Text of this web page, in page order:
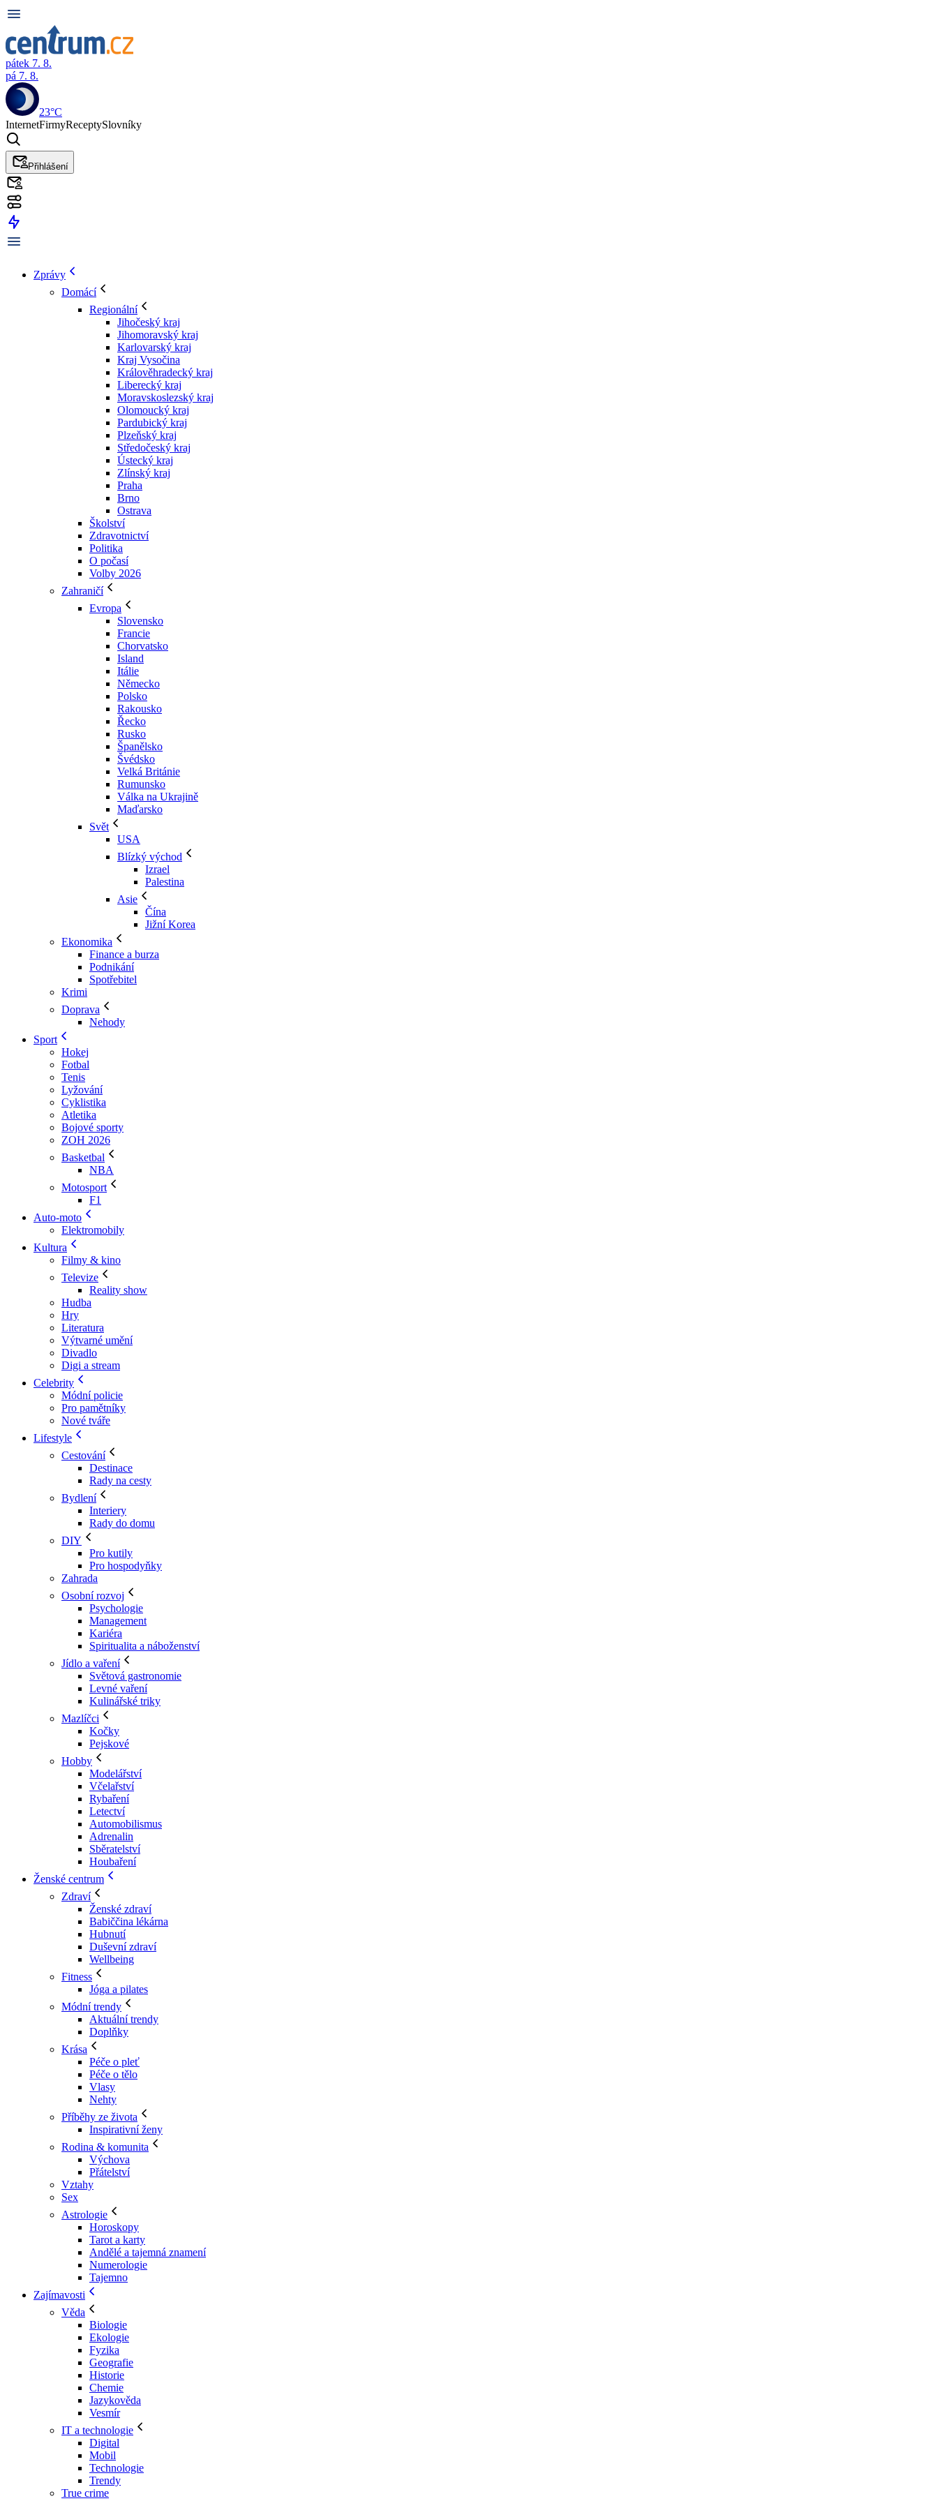
pátek 7. 8.
pá 7. 8.
23°C
InternetFirmyReceptySlovníky
Přihlášení
Zprávy
Domácí
Regionální
Jihočeský kraj
Jihomoravský kraj
Karlovarský kraj
Kraj Vysočina
Králověhradecký kraj
Liberecký kraj
Moravskoslezský kraj
Olomoucký kraj
Pardubický kraj
Plzeňský kraj
Středočeský kraj
Ústecký kraj
Zlínský kraj
Praha
Brno
Ostrava
Školství
Zdravotnictví
Politika
O počasí
Volby 2026
Zahraničí
Evropa
Slovensko
Francie
Chorvatsko
Island
Itálie
Německo
Polsko
Rakousko
Řecko
Rusko
Španělsko
Švédsko
Velká Británie
Rumunsko
Válka na Ukrajině
Maďarsko
Svět
USA
Blízký východ
Izrael
Palestina
Asie
Čína
Jižní Korea
Ekonomika
Finance a burza
Podnikání
Spotřebitel
Krimi
Doprava
Nehody
Sport
Hokej
Fotbal
Tenis
Lyžování
Cyklistika
Atletika
Bojové sporty
ZOH 2026
Basketbal
NBA
Motosport
F1
Auto-moto
Elektromobily
Kultura
Filmy & kino
Televize
Reality show
Hudba
Hry
Literatura
Výtvarné umění
Divadlo
Digi a stream
Celebrity
Módní policie
Pro pamětníky
Nové tváře
Lifestyle
Cestování
Destinace
Rady na cesty
Bydlení
Interiery
Rady do domu
DIY
Pro kutily
Pro hospodyňky
Zahrada
Osobní rozvoj
Psychologie
Management
Kariéra
Spiritualita a náboženství
Jídlo a vaření
Světová gastronomie
Levné vaření
Kulinářské triky
Mazlíčci
Kočky
Pejskové
Hobby
Modelářství
Včelařství
Rybaření
Letectví
Automobilismus
Adrenalin
Sběratelství
Houbaření
Ženské centrum
Zdraví
Ženské zdraví
Babiččina lékárna
Hubnutí
Duševní zdraví
Wellbeing
Fitness
Jóga a pilates
Módní trendy
Aktuální trendy
Doplňky
Krása
Péče o pleť
Péče o tělo
Vlasy
Nehty
Příběhy ze života
Inspirativní ženy
Rodina & komunita
Výchova
Přátelství
Vztahy
Sex
Astrologie
Horoskopy
Tarot a karty
Andělé a tajemná znamení
Numerologie
Tajemno
Zajímavosti
Věda
Biologie
Ekologie
Fyzika
Geografie
Historie
Chemie
Jazykověda
Vesmír
IT a technologie
Digital
Mobil
Technologie
Trendy
True crime